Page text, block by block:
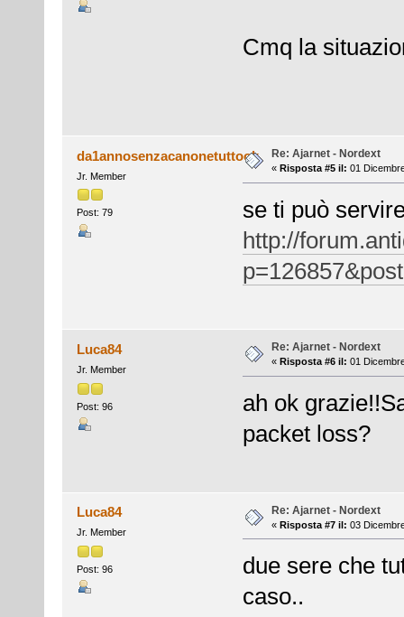
Cmq la
da1annosenzacanonetuttook
Jr. Member
Post: 79
Re: Ajarnet - Nordext
« Risposta #5 il: 01
se ti può
http://
Luca84
Jr. Member
Post: 96
Re: Ajarnet - Nordext
« Risposta #6 il: 01
ah ok
packet loss?
Luca84
Jr. Member
Post: 96
Re: Ajarnet - Nordext
« Risposta #7 il: 03
due sere che
caso..